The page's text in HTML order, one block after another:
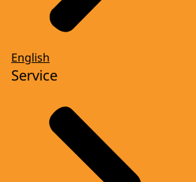
English
Service